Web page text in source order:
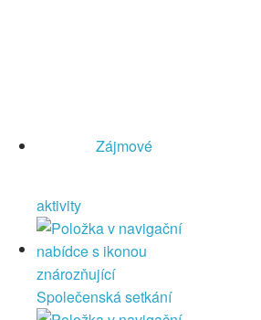
Zájmové
aktivity
Společenská setkání